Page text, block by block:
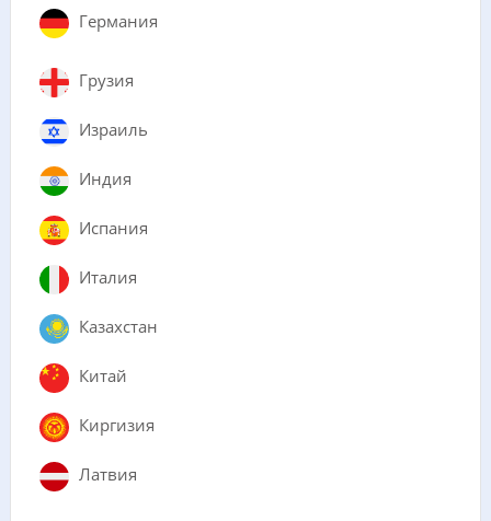
Германия
Грузия
Израиль
Индия
Испания
Италия
Казахстан
Китай
Киргизия
Латвия